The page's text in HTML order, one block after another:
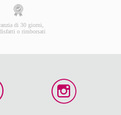
di 30 giorni,
o rimborsati